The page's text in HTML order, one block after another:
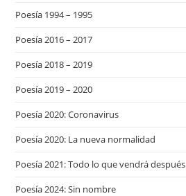
Poesía 1994 – 1995
Poesía 2016 – 2017
Poesía 2018 – 2019
Poesía 2019 – 2020
Poesía 2020: Coronavirus
Poesía 2020: La nueva normalidad
Poesía 2021: Todo lo que vendrá después
Poesía 2024: Sin nombre